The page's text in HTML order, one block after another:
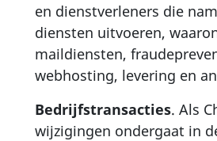
en dienstverleners die
diensten uitvoeren,
maildiensten,
webhosting, levering en
Bedrijfstransacties. Als
wijzigingen ondergaat in